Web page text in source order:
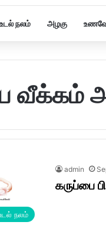
உடல் நலம் அழகு உணவே
வீக்கம்
நலம்
admin
கருப்பை